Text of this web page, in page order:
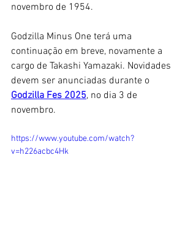
novembro de 1954.
Godzilla Minus One terá uma
continuação em breve, novamente a
cargo de Takashi Yamazaki. Novidades
devem ser anunciadas durante o
Godzilla Fes 2025, no dia 3 de
novembro.
https://www.youtube.com/watch?
v=h226acbc4Hk